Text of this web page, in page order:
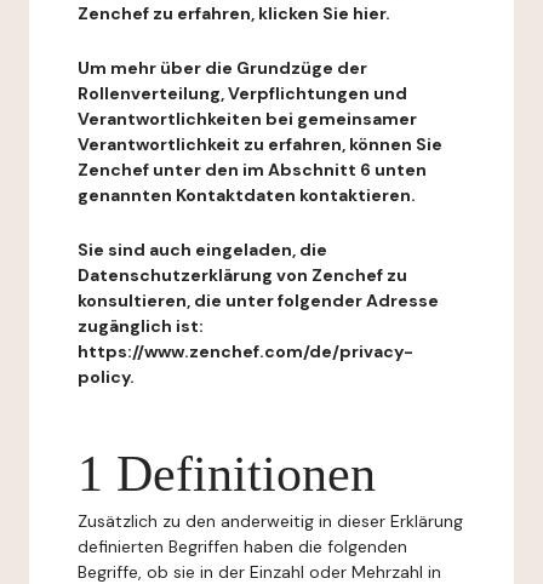
Zenchef zu erfahren, klicken Sie hier.
Um mehr über die Grundzüge der
Rollenverteilung, Verpflichtungen und
Verantwortlichkeiten bei gemeinsamer
Verantwortlichkeit zu erfahren, können Sie
Zenchef unter den im Abschnitt 6 unten
genannten Kontaktdaten kontaktieren.
Sie sind auch eingeladen, die
Datenschutzerklärung von Zenchef zu
konsultieren, die unter folgender Adresse
zugänglich ist:
https://www.zenchef.com/de/privacy-
policy.
1 Definitionen
Zusätzlich zu den anderweitig in dieser Erklärung
definierten Begriffen haben die folgenden
Begriffe, ob sie in der Einzahl oder Mehrzahl in